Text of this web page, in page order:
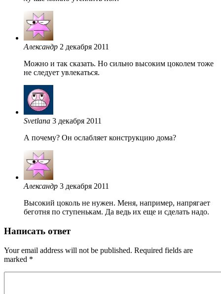
Александр 2 декабря 2011
Можно и так сказать. Но сильно высоким цоколем тоже
не следует увлекаться.
Svetlana 3 декабря 2011
А почему? Он ослабляет конструкцию дома?
Александр 3 декабря 2011
Высокий цоколь не нужен. Меня, например, напрягает
беготня по ступенькам. Да ведь их еще и сделать надо.
Написать ответ
Your email address will not be published. Required fields are
marked *